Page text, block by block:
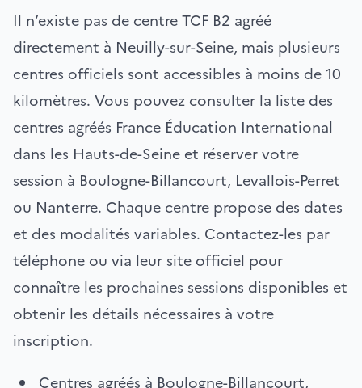
Il n’existe pas de centre TCF B2 agréé
directement à Neuilly-sur-Seine, mais plusieurs
centres officiels sont accessibles à moins de 10
kilomètres. Vous pouvez consulter la liste des
centres agréés France Éducation International
dans les Hauts-de-Seine et réserver votre
session à Boulogne-Billancourt, Levallois-Perret
ou Nanterre. Chaque centre propose des dates
et des modalités variables. Contactez-les par
téléphone ou via leur site officiel pour
connaître les prochaines sessions disponibles et
obtenir les détails nécessaires à votre
inscription.
Centres agréés à Boulogne-Billancourt,